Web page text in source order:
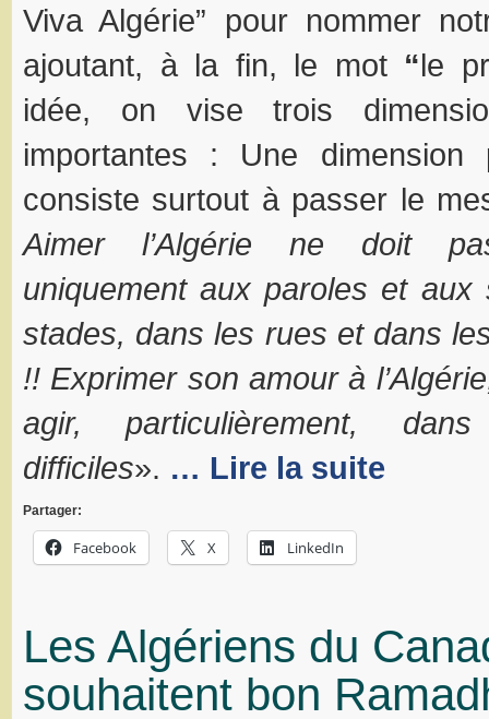
Viva Algérie” pour nommer
ajoutant, à la fin, le mot “le
idée, on vise trois
importantes : Une dimension
consiste surtout à passer le
Aimer l’Algérie ne doit
uniquement aux paroles et aux
stades, dans les rues et dans
!! Exprimer son amour à
agir, particulièrement,
difficiles». … Lire la suite
Partager:
Facebook X LinkedIn
Les Algériens du
souhaitent bon